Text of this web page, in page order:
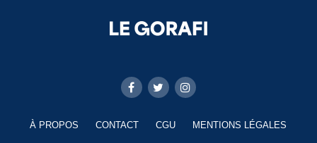
À PROPOS CONTACT CGU MENTIONS LÉGALES